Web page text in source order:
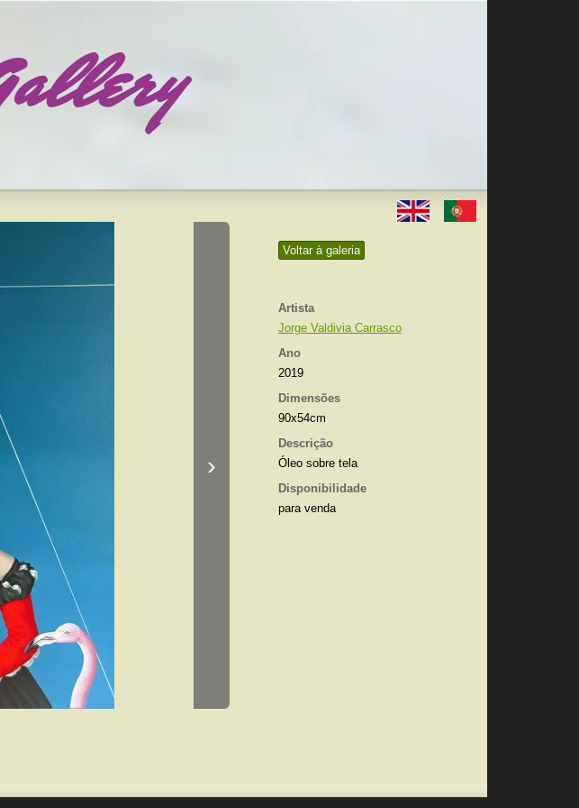
Voltar à galeria
Artista
Jorge Valdivia Carrasco
Ano
2019
Dimensões
90x54cm
Descrição
Óleo sobre tela
Disponibilidade
para venda
›